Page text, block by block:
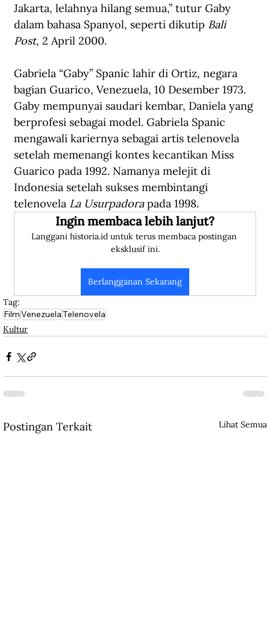
Jakarta, lelahnya hilang semua,” tutur Gaby
dalam bahasa Spanyol, seperti dikutip Bali
Post, 2 April 2000.
Gabriela “Gaby” Spanic lahir di Ortiz, negara
bagian Guarico, Venezuela, 10 Desember 1973.
Gaby mempunyai saudari kembar, Daniela yang
berprofesi sebagai model. Gabriela Spanic
mengawali kariernya sebagai artis telenovela
setelah memenangi kontes kecantikan Miss
Guarico pada 1992. Namanya melejit di
Indonesia setelah sukses membintangi
telenovela La Usurpadora pada 1998.
Ingin membaca lebih lanjut?
Langgani historia.id untuk terus membaca postingan
eksklusif ini.
Berlangganan Sekarang
Tag:
FilmVenezuelaTelenovela
Kultur
Postingan Terkait Lihat Semua